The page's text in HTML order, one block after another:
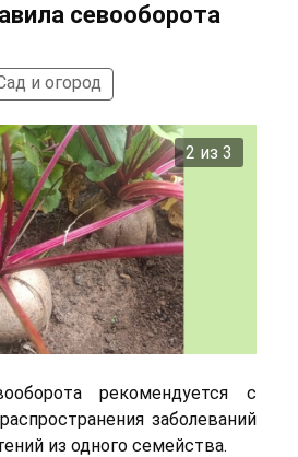
севооборота
и огород
2 из 3
рекомендуется с
заболеваний
из одного семейства.